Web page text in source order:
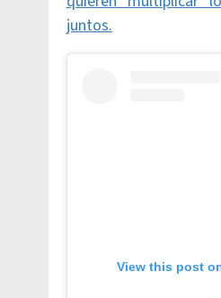
juntos.
View this post